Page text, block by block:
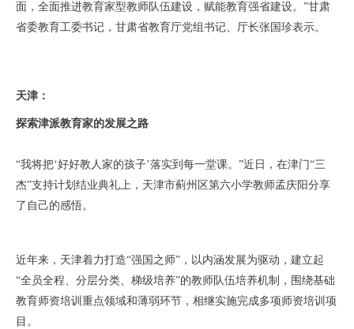
面，全面推进教育家型教师队伍建设，赋能教育强省建设。”甘肃
省委教育工委书记，甘肃省教育厅党组书记、厅长张国珍表示。
天津：
探索津派教育家的发展之路
“我将把‘好好教人家的孩子’落实到每一堂课。”近日，在津门“三
杰”支持计划结业典礼上，天津市蓟州区第六小学教师孟庆阳分享
了自己的感悟。
近年来，天津着力打造“强国之师”，以内涵发展为驱动，建立起
“全员全程、分层分类、梯级培养”的教师队伍培养机制，围绕基础
教育师资培训重点领域和薄弱环节，相继实施完成多项师资培训项
目。